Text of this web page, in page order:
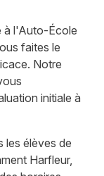
à l'Auto-École
faites le
Notre
initiale à
les élèves de
Harfleur,